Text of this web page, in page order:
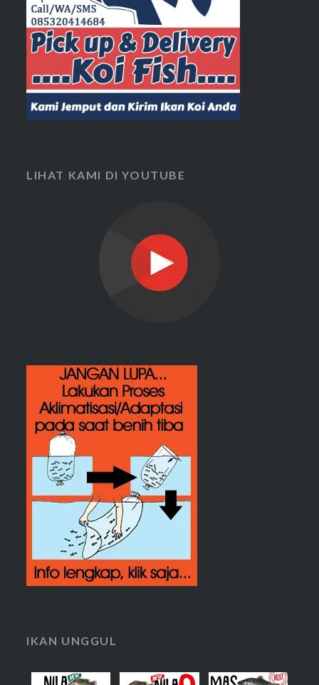
LIHAT KAMI DI YOUTUBE
IKAN UNGGUL